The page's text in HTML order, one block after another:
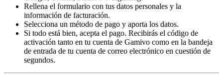
Rellena el formulario con tus datos personales y la
información de facturación.
Selecciona un método de pago y aporta los datos.
Si todo está bien, acepta el pago. Recibirás el código de
activación tanto en tu cuenta de Gamivo como en la bandeja
de entrada de tu cuenta de correo electrónico en cuestión de
segundos.